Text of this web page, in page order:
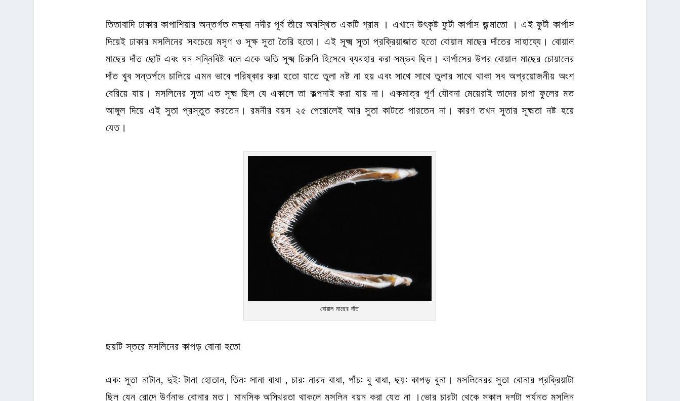
তিতাবাদি ঢাকার কাপাশিয়ার অন্তর্গত লক্ষ্যা নদীর পূর্ব তীরে অবস্থিত একটি গ্রাম । এখানে উৎকৃষ্ট ফুটী কার্পাস জন্মাতো । এই ফুটী কার্পাস
দিয়েই ঢাকার মসলিনের সবচেয়ে মসৃণ ও সূক্ষ সুতা তৈরি হতো। এই সূক্ষ্ম সুতা প্রক্রিয়াজাত হতো বোয়াল মাছের দাঁতের সাহায্যে। বোয়াল
মাছের দাঁত ছোট এবং ঘন সন্নিবিষ্ট বলে একে অতি সূক্ষ্ম চিরুনি হিসেবে ব্যবহার করা সম্ভব ছিল। কার্পাসের উপর বোয়াল মাছের চোয়ালের
দাঁত খুব সন্তর্পনে চালিয়ে এমন ভাবে পরিষ্কার করা হতো যাতে তুলা নষ্ট না হয় এবং সাথে সাথে তুলার সাথে থাকা সব অপ্রয়োজনীয় অংশ
বেরিয়ে যায়। মসলিনের সুতা এত সূক্ষ্ম ছিল যে একালে তা কল্পনাই করা যায় না। একমাত্র পূর্ণ যৌবনা মেয়েরাই তাদের চাপা ফুলের মত
আঙ্গুল দিয়ে এই সুতা প্রস্তুত করতেন। রমনীর বয়স ২৫ পেরোলেই আর সুতা কাটতে পারতেন না। কারণ তখন সুতার সূক্ষ্মতা নষ্ট হয়ে
যেত।
বোয়াল মাছের দাঁত
ছয়টি স্তরে মসলিনের কাপড় বোনা হতো
এক: সুতা নাটান, দুই: টানা হোতান, তিন: সানা বাধা , চার: নারদ বাধা, পাঁচ: বু বাধা, ছয়: কাপড় বুনা। মসলিনেরর সুতা বোনার প্রক্রিয়াটা
ছিল যেন রোদে উর্ণনাভ বোনার মত। মানসিক অস্থিরতা থাকলে মসলিন বয়ন করা যেত না ।ভোর চারটা থেকে সকাল দশটা পর্যন্ত মসলিন